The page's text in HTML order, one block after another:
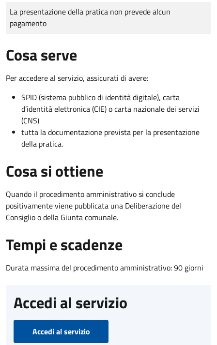
Tipo di pagamento
Importo
La presentazione della pratica non prevede alcun
pagamento
Cosa serve
Per accedere al servizio, assicurati di avere:
SPID (sistema pubblico di identità digitale), carta
d’identità elettronica (CIE) o carta nazionale dei servizi
(CNS)
tutta la documentazione prevista per la presentazione
della pratica.
Cosa si ottiene
Quando il procedimento amministrativo si conclude
positivamente viene pubblicata una Deliberazione del
Consiglio o della Giunta comunale.
Tempi e scadenze
Durata massima del procedimento amministrativo: 90 giorni
Accedi al servizio
Accedi al servizio